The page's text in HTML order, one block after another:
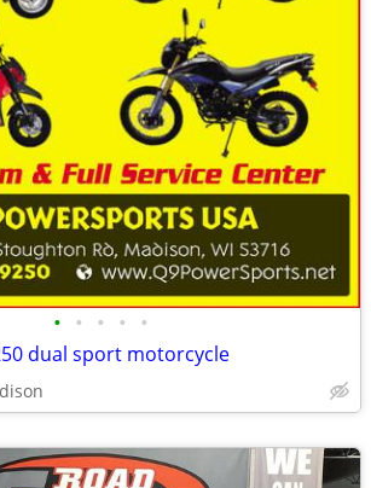
• • • • •
dual sport motorcycle